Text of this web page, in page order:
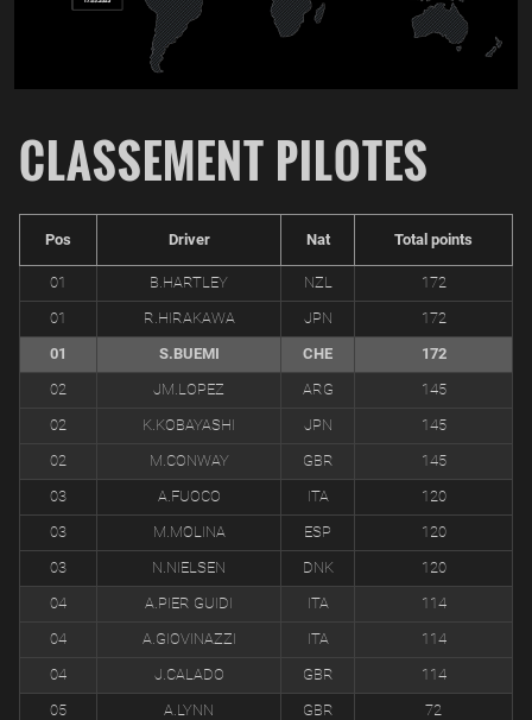
CLASSEMENT PILOTES
Pos Driver Nat Total points
01 B.HARTLEY NZL
172
01
R.HIRAKAWA JPN
172
01
S.BUEMI CHE
172
02
JM.LOPEZ ARG
145
02
K.KOBAYASHI JPN
145
02
M.CONWAY GBR
145
03
A.FUOCO ITA
120
03
M.MOLINA ESP
120
03
N.NIELSEN DNK
120
04
A.PIER GUIDI ITA
114
04
A.GIOVINAZZI ITA
114
04
J.CALADO GBR
114
05
A.LYNN GBR
72